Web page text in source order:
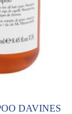
DAVINES